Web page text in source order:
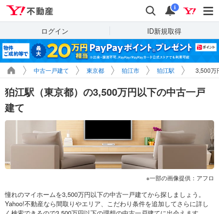
検索 通知
i
ログイン ID新規取得
中古一戸建て 東京都 狛江市 狛江駅 3,500万
狛江駅（東京都）の3,500万円以下の中古一戸
建て
一部の画像提供：アフロ
憧れのマイホームを3,500万円以下の中古一戸建てから探しましょう。
Yahoo!不動産なら間取りやエリア、こだわり条件を追加してさらに詳し